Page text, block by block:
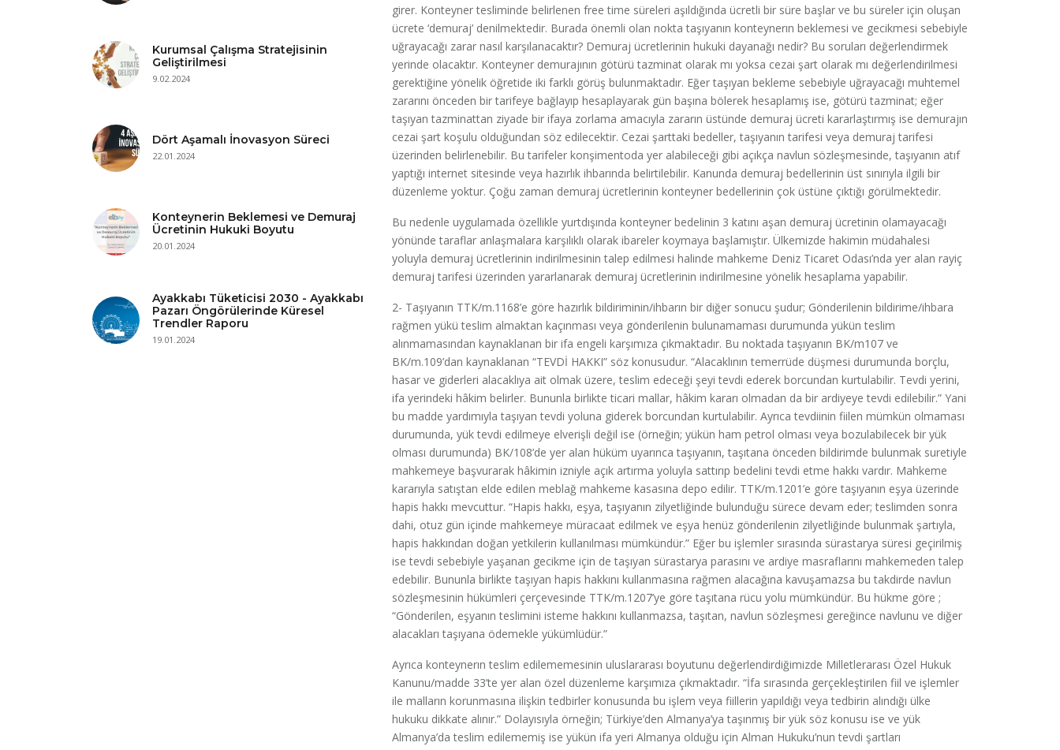
Kurumsal Çalışma Stratejisinin
Geliştirilmesi
9.02.2024
Dört Aşamalı İnovasyon Süreci
22.01.2024
Konteynerin Beklemesi ve Demuraj
Ücretinin Hukuki Boyutu
20.01.2024
Ayakkabı Tüketicisi 2030 - Ayakkabı
Pazarı Öngörülerinde Küresel
Trendler Raporu
19.01.2024
girer. Konteyner tesliminde belirlenen free time süreleri aşıldığında ücretli bir süre başlar ve bu süreler için oluşan
ücrete ‘demuraj’ denilmektedir. Burada önemli olan nokta taşıyanın konteynerın beklemesi ve gecikmesi sebebiyle
uğrayacağı zarar nasıl karşılanacaktır? Demuraj ücretlerinin hukuki dayanağı nedir? Bu soruları değerlendirmek
yerinde olacaktır. Konteyner demurajının götürü tazminat olarak mı yoksa cezai şart olarak mı değerlendirilmesi
gerektiğine yönelik öğretide iki farklı görüş bulunmaktadır. Eğer taşıyan bekleme sebebiyle uğrayacağı muhtemel
zararını önceden bir tarifeye bağlayıp hesaplayarak gün başına bölerek hesaplamış ise, götürü tazminat; eğer
taşıyan tazminattan ziyade bir ifaya zorlama amacıyla zararın üstünde demuraj ücreti kararlaştırmış ise demurajın
cezai şart koşulu olduğundan söz edilecektir. Cezai şarttaki bedeller, taşıyanın tarifesi veya demuraj tarifesi
üzerinden belirlenebilir. Bu tarifeler konşimentoda yer alabileceği gibi açıkça navlun sözleşmesinde, taşıyanın atıf
yaptığı internet sitesinde veya hazırlık ihbarında belirtilebilir. Kanunda demuraj bedellerinin üst sınırıyla ilgili bir
düzenleme yoktur. Çoğu zaman demuraj ücretlerinin konteyner bedellerinin çok üstüne çıktığı görülmektedir.
Bu nedenle uygulamada özellikle yurtdışında konteyner bedelinin 3 katını aşan demuraj ücretinin olamayacağı
yönünde taraflar anlaşmalara karşılıklı olarak ibareler koymaya başlamıştır. Ülkemizde hakimin müdahalesi
yoluyla demuraj ücretlerinin indirilmesinin talep edilmesi halinde mahkeme Deniz Ticaret Odası’nda yer alan rayiç
demuraj tarifesi üzerinden yararlanarak demuraj ücretlerinin indirilmesine yönelik hesaplama yapabilir.
2- Taşıyanın TTK/m.1168’e göre hazırlık bildiriminin/ihbarın bir diğer sonucu şudur; Gönderilenin bildirime/ihbara
rağmen yükü teslim almaktan kaçınması veya gönderilenin bulunamaması durumunda yükün teslim
alınmamasından kaynaklanan bir ifa engeli karşımıza çıkmaktadır. Bu noktada taşıyanın BK/m107 ve
BK/m.109’dan kaynaklanan “TEVDİ HAKKI” söz konusudur. “Alacaklının temerrüde düşmesi durumunda borçlu,
hasar ve giderleri alacaklıya ait olmak üzere, teslim edeceği şeyi tevdi ederek borcundan kurtulabilir. Tevdi yerini,
ifa yerindeki hâkim belirler. Bununla birlikte ticari mallar, hâkim kararı olmadan da bir ardiyeye tevdi edilebilir.” Yani
bu madde yardımıyla taşıyan tevdi yoluna giderek borcundan kurtulabilir. Ayrıca tevdiinin fiilen mümkün olmaması
durumunda, yük tevdi edilmeye elverişli değil ise (örneğin; yükün ham petrol olması veya bozulabilecek bir yük
olması durumunda) BK/108’de yer alan hüküm uyarınca taşıyanın, taşıtana önceden bildirimde bulunmak suretiyle
mahkemeye başvurarak hâkimin izniyle açık artırma yoluyla sattırıp bedelini tevdi etme hakkı vardır. Mahkeme
kararıyla satıştan elde edilen meblağ mahkeme kasasına depo edilir. TTK/m.1201’e göre taşıyanın eşya üzerinde
hapis hakkı mevcuttur. “Hapis hakkı, eşya, taşıyanın zilyetliğinde bulunduğu sürece devam eder; teslimden sonra
dahi, otuz gün içinde mahkemeye müracaat edilmek ve eşya henüz gönderilenin zilyetliğinde bulunmak şartıyla,
hapis hakkından doğan yetkilerin kullanılması mümkündür.” Eğer bu işlemler sırasında sürastarya süresi geçirilmiş
ise tevdi sebebiyle yaşanan gecikme için de taşıyan sürastarya parasını ve ardiye masraflarını mahkemeden talep
edebilir. Bununla birlikte taşıyan hapis hakkını kullanmasına rağmen alacağına kavuşamazsa bu takdirde navlun
sözleşmesinin hükümleri çerçevesinde TTK/m.1207’ye göre taşıtana rücu yolu mümkündür. Bu hükme göre ;
“Gönderilen, eşyanın teslimini isteme hakkını kullanmazsa, taşıtan, navlun sözleşmesi gereğince navlunu ve diğer
alacakları taşıyana ödemekle yükümlüdür.”
Ayrıca konteynerın teslim edilememesinin uluslararası boyutunu değerlendirdiğimizde Milletlerarası Özel Hukuk
Kanunu/madde 33’te yer alan özel düzenleme karşımıza çıkmaktadır. “İfa sırasında gerçekleştirilen fiil ve işlemler
ile malların korunmasına ilişkin tedbirler konusunda bu işlem veya fiillerin yapıldığı veya tedbirin alındığı ülke
hukuku dikkate alınır.” Dolayısıyla örneğin; Türkiye’den Almanya’ya taşınmış bir yük söz konusu ise ve yük
Almanya’da teslim edilememiş ise yükün ifa yeri Almanya olduğu için Alman Hukuku’nun tevdi şartları